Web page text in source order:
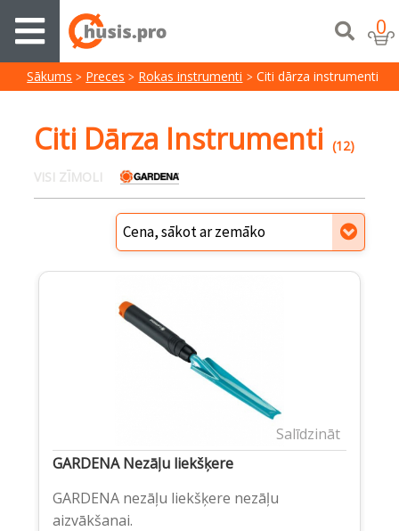
0
Sākums Preces Rokas instrumenti Citi dārza instrumenti
Citi Dārza Instrumenti (12)
VISI ZĪMOLI
Salīdzināt
GARDENA Nezāļu liekšķere
GARDENA nezāļu liekšķere nezāļu
aizvākšanai.